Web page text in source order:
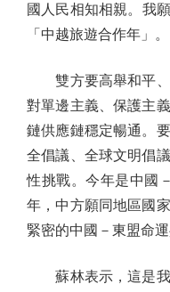
國人民相知相親。我
「中越旅遊合作年」。
雙方要高舉和平、
對單邊主義、保護主
鏈供應鏈穩定暢通。
全倡議、全球文明倡
性挑戰。今年是中國
年，中方願同地區國
緊密的中國－東盟命運
蘇林表示，這是我